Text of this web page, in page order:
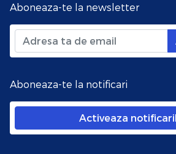
Aboneaza-te la newsletter
Aboneaza-te la notificari
Activeaza